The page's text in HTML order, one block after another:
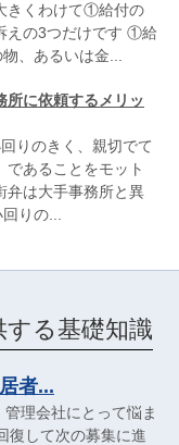
きくわけて①給付の
の3つだけです ①給
、あるいは金...
所に依頼するメリッ
りのきく、親切でて
であることをモット
弁は大手事務所と異
りの...
する基礎知識
者...
理会社にとって悩ま
復して次の募集に進